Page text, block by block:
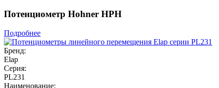
Потенциометр Hohner HPH
Подробнее
Бренд:
Elap
Серия:
PL231
Наименование: